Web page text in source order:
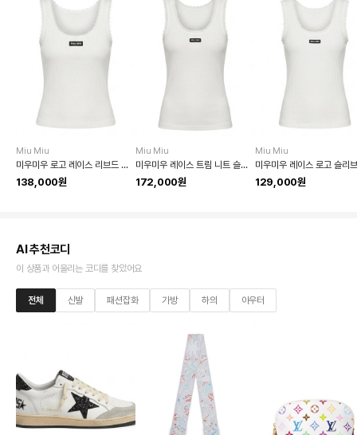
Miu Miu
미우미우 로고 레이스 리브드 슬리브리스
138,000원
Miu Miu
미우미우 레이스 트림 니트 슬리브리스
172,000원
Miu Miu
미우미우 레이스 로고 슬리
129,000원
AI 추천코디
이 상품과 어울리는 코디를 찾았어요
전체 신발 패션잡화 가방 하의 아우터